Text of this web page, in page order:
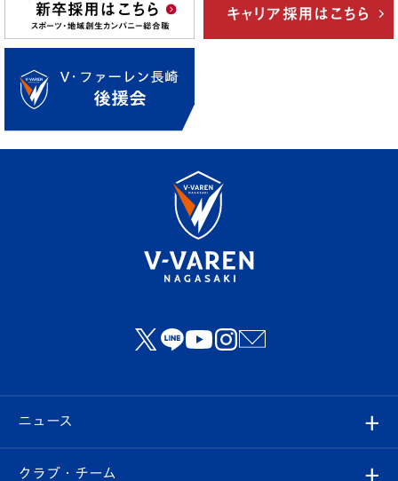
ニュース
すべて
クラブ・チーム